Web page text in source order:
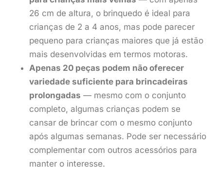
26 cm de altura, o brinquedo é ideal para
crianças de 2 a 4 anos, mas pode parecer
pequeno para crianças maiores que já estão
mais desenvolvidas em termos motoras.
Apenas 20 peças podem não oferecer
variedade suficiente para brincadeiras
prolongadas — mesmo com o conjunto
completo, algumas crianças podem se
cansar de brincar com o mesmo conjunto
após algumas semanas. Pode ser necessário
complementar com outros acessórios para
manter o interesse.